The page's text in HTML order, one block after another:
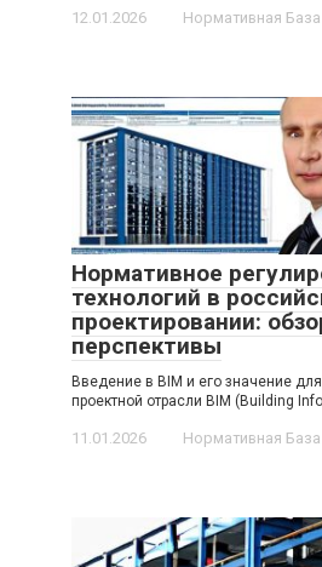
12.01.2026 Нормативная База
Нормативное
технологий в
проектировании:
перспективы
Введение в BIM и его значение
проектной отрасли BIM (Building
11.01.2026 Нормативная База